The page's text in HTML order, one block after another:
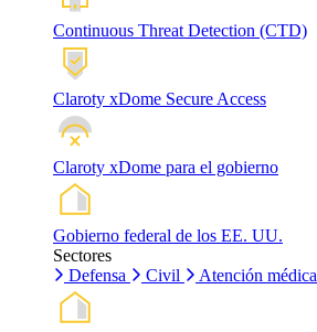
Continuous Threat Detection (CTD)
Claroty xDome Secure Access
Claroty xDome para el gobierno
Gobierno federal de los EE. UU.
Sectores
Defensa
Civil Atención médica